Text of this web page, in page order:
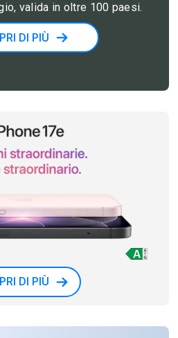
valida in oltre 100 paesi.
DI PIÙ
DI PIÙ